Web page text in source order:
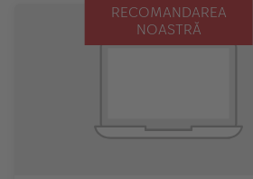
RECOMANDAREA
NOASTRĂ